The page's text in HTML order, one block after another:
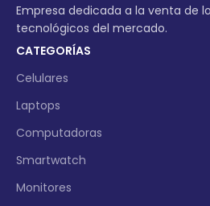
Empresa dedicada a la venta de
tecnológicos del mercado.
CATEGORÍAS
Celulares
Laptops
Computadoras
Smartwatch
Monitores